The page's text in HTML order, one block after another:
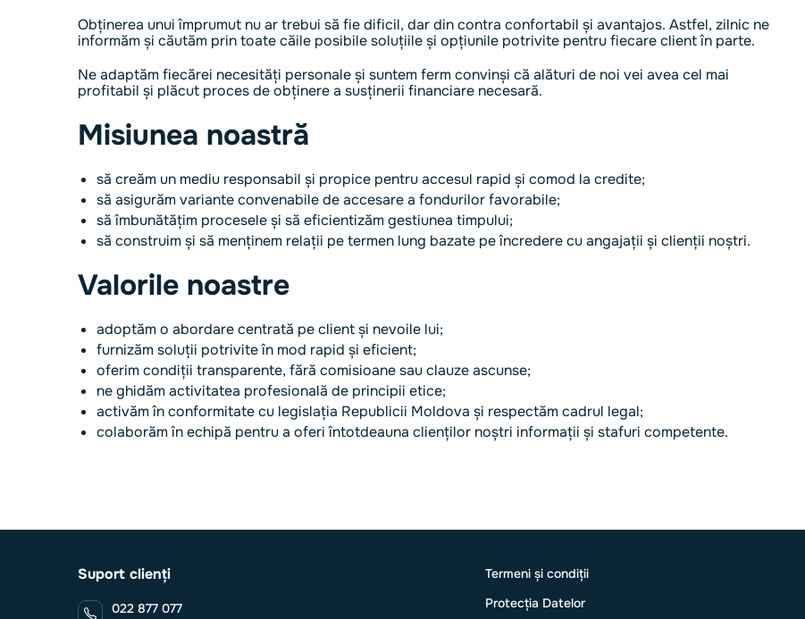
Obținerea unui împrumut nu ar trebui să fie dificil, dar din contra confortabil și avantajos. Astfel, zilnic ne
informăm și căutăm prin toate căile posibile soluțiile și opțiunile potrivite pentru fiecare client în parte.
Ne adaptăm fiecărei necesități personale și suntem ferm convinși că alături de noi vei avea cel mai
profitabil și plăcut proces de obținere a susținerii financiare necesară.
Misiunea noastră
să creăm un mediu responsabil și propice pentru accesul rapid și comod la credite;
să asigurăm variante convenabile de accesare a fondurilor favorabile;
să îmbunătățim procesele și să eficientizăm gestiunea timpului;
să construim și să menținem relații pe termen lung bazate pe încredere cu angajații și clienții noștri.
Valorile noastre
adoptăm o abordare centrată pe client și nevoile lui;
furnizăm soluții potrivite în mod rapid și eficient;
oferim condiții transparente, fără comisioane sau clauze ascunse;
ne ghidăm activitatea profesională de principii etice;
activăm în conformitate cu legislația Republicii Moldova și respectăm cadrul legal;
colaborăm în echipă pentru a oferi întotdeauna clienților noștri informații și stafuri competente.
Suport clienți
022 877 077
Termeni și condiții
Protecția Datelor